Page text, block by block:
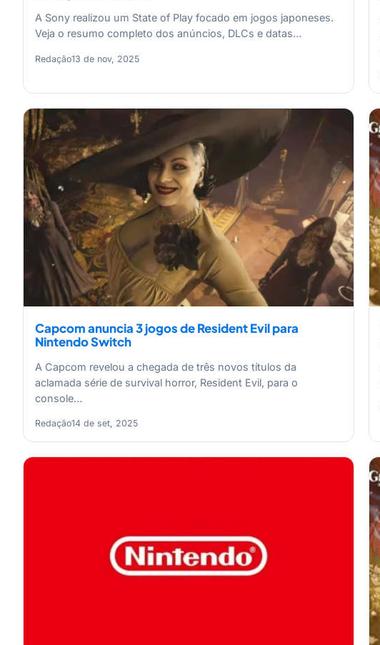
A Sony realizou um State of Play focado em jogos japoneses.
Veja o resumo completo dos anúncios, DLCs e datas…
Redação13 de nov, 2025
Capcom anuncia 3 jogos de Resident Evil para
Nintendo Switch
A Capcom revelou a chegada de três novos títulos da
aclamada série de survival horror, Resident Evil, para o
console…
Redação14 de set, 2025